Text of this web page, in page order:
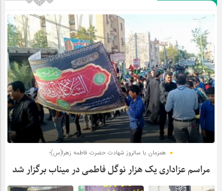
همزمان با سالروز شهادت حضرت فاطمه زهرا(س)؛
مراسم عزاداری یک هزار نوگل فاطمی در میناب برگزار شد